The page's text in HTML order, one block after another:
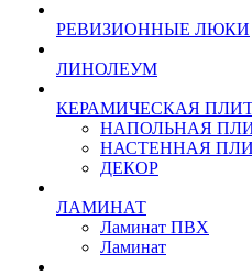
РЕВИЗИОННЫЕ ЛЮКИ
ЛИНОЛЕУМ
КЕРАМИЧЕСКАЯ
НАПОЛЬНАЯ
НАСТЕННАЯ
ДЕКОР
ЛАМИНАТ
Ламинат ПВХ
Ламинат